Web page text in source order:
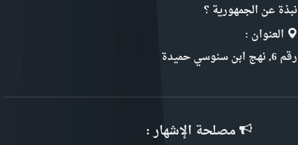
نبذة عن الجمهورية ؟
العنوان :
رقم 6, نهج ابن سنوسي حميدة
مصلحة الإشهار :